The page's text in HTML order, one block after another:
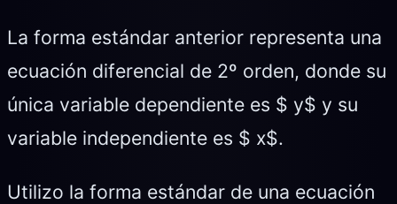
La forma estándar anterior representa una
ecuación diferencial de 2º orden, donde su
única variable dependiente es $ y$ y su
variable independiente es $ x$.
Utilizo la forma estándar de una ecuación